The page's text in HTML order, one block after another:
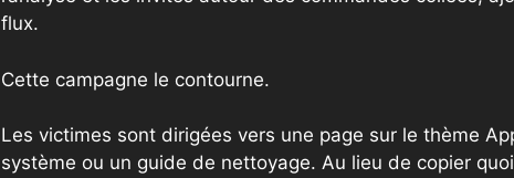
flux.
Cette campagne le contourne.
Les victimes sont dirigées vers une page sur le thème
système ou un guide de nettoyage. Au lieu de copier